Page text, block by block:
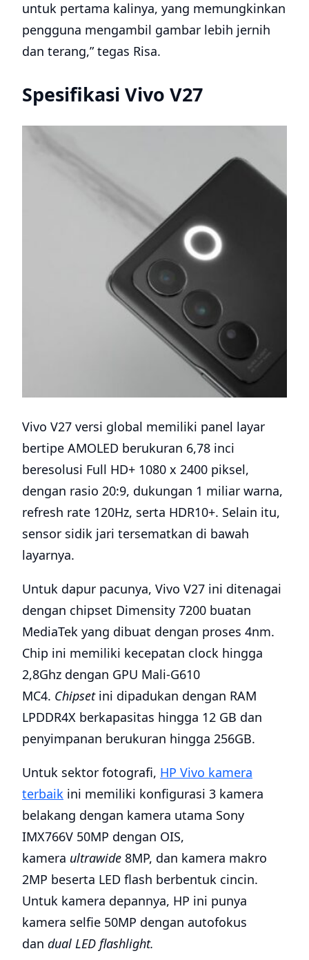
untuk pertama kalinya, yang memungkinkan
pengguna mengambil gambar lebih jernih
dan terang,” tegas Risa.
Spesifikasi Vivo V27
Vivo V27 versi global memiliki panel layar
bertipe AMOLED berukuran 6,78 inci
beresolusi Full HD+ 1080 x 2400 piksel,
dengan rasio 20:9, dukungan 1 miliar warna,
refresh rate 120Hz, serta HDR10+. Selain itu,
sensor sidik jari tersematkan di bawah
layarnya.
Untuk dapur pacunya, Vivo V27 ini ditenagai
dengan chipset Dimensity 7200 buatan
MediaTek yang dibuat dengan proses 4nm.
Chip ini memiliki kecepatan clock hingga
2,8Ghz dengan GPU Mali-G610
MC4. Chipsetini dipadukan dengan RAM
LPDDR4X berkapasitas hingga 12 GB dan
penyimpanan berukuran hingga 256GB.
Untuk sektor fotografi, HP Vivo kamera
terbaik ini memiliki konfigurasi 3 kamera
belakang dengan kamera utama Sony
IMX766V 50MP dengan OIS,
kamera ultrawide 8MP, dan kamera makro
2MP beserta LED flash berbentuk cincin.
Untuk kamera depannya, HP ini punya
kamera selfie 50MP dengan autofokus
dan dual LED flashlight.